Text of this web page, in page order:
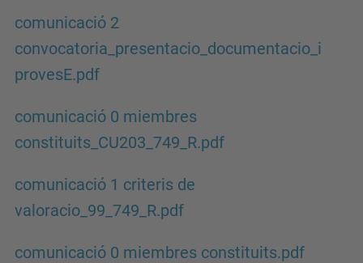
comunicació 2
convocatoria_presentacio_documentacio_i
provesE.pdf
comunicació 0 miembres
constituits_CU203_749_R.pdf
comunicació 1 criteris de
valoracio_99_749_R.pdf
comunicació 0 miembres constituits.pdf